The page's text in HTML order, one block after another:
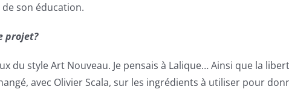
son éducation.
projet?
du style Art Nouveau. Je pensais à Lalique… Ainsi que la
avec Olivier Scala, sur les ingrédients à utiliser pour